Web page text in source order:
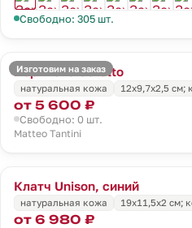
Свободно: 305 шт.
Изготовим на заказ
Портмоне Coretto
натуральная кожа
12х9,7х2,5 см;
от 5 600 ₽
Свободно: 0 шт.
Matteo Tantini
Клатч Unison, синий
натуральная кожа
19х11,5х2 см;
от 6 980 ₽